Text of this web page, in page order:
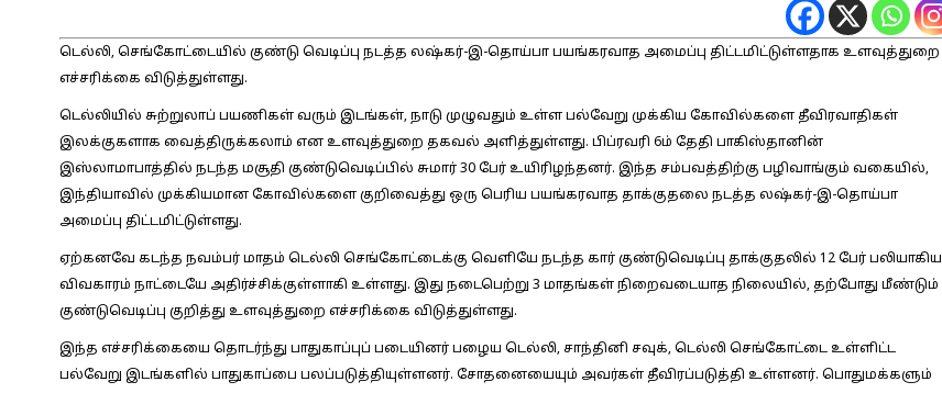
டெல்லி, செங்கோட்டையில் குண்டு வெடிப்பு நடத்த லஷ்கர்-இ-தொய்பா பயங்கரவாத அமைப்பு திட்டமிட்டுள்ளதாக உளவுத்துறை
எச்சரிக்கை விடுத்துள்ளது.
டெல்லியில் சுற்றுலாப் பயணிகள் வரும் இடங்கள், நாடு முழுவதும் உள்ள பல்வேறு முக்கிய கோவில்களை தீவிரவாதிகள்
இலக்குகளாக வைத்திருக்கலாம் என உளவுத்துறை தகவல் அளித்துள்ளது. பிப்ரவரி 6ம் தேதி பாகிஸ்தானின்
இஸ்லாமாபாத்தில் நடந்த மசூதி குண்டுவெடிப்பில் சுமார் 30 பேர் உயிரிழந்தனர். இந்த சம்பவத்திற்கு பழிவாங்கும் வகையில்,
இந்தியாவில் முக்கியமான கோவில்களை குறிவைத்து ஒரு பெரிய பயங்கரவாத தாக்குதலை நடத்த லஷ்கர்-இ-தொய்பா
அமைப்பு திட்டமிட்டுள்ளது.
ஏற்கனவே கடந்த நவம்பர் மாதம் டெல்லி செங்கோட்டைக்கு வெளியே நடந்த கார் குண்டுவெடிப்பு தாக்குதலில் 12 பேர் பலியாகிய
விவகாரம் நாட்டையே அதிர்ச்சிக்குள்ளாகி உள்ளது. இது நடைபெற்று 3 மாதங்கள் நிறைவடையாத நிலையில், தற்போது மீண்டும்
குண்டுவெடிப்பு குறித்து உளவுத்துறை எச்சரிக்கை விடுத்துள்ளது.
இந்த எச்சரிக்கையை தொடர்ந்து பாதுகாப்புப் படையினர் பழைய டெல்லி, சாந்தினி சவுக், டெல்லி செங்கோட்டை உள்ளிட்ட
பல்வேறு இடங்களில் பாதுகாப்பை பலப்படுத்தியுள்ளனர். சோதனையையும் அவர்கள் தீவிரப்படுத்தி உள்ளனர். பொதுமக்களும்